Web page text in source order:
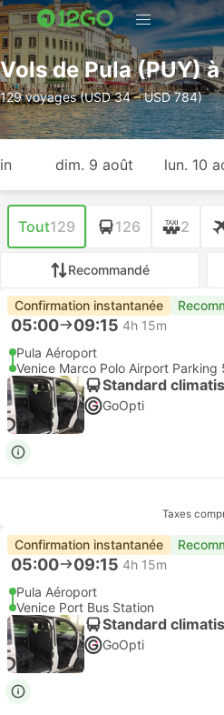
Vols de Pula (PUY)
129 voyages (USD 34 – USD 784)
dim. 9 août lun. 10
Tout129 126 2
Recommandé
Confirmation instantanée
05:00 09:15 4h 15m
Pula Aéroport
Venice Marco Polo Airport Parking
Standard
GoOpti
Taxes
Confirmation instantanée
05:00 09:15 4h 15m
Pula Aéroport
Venice Port Bus Station
Standard
GoOpti